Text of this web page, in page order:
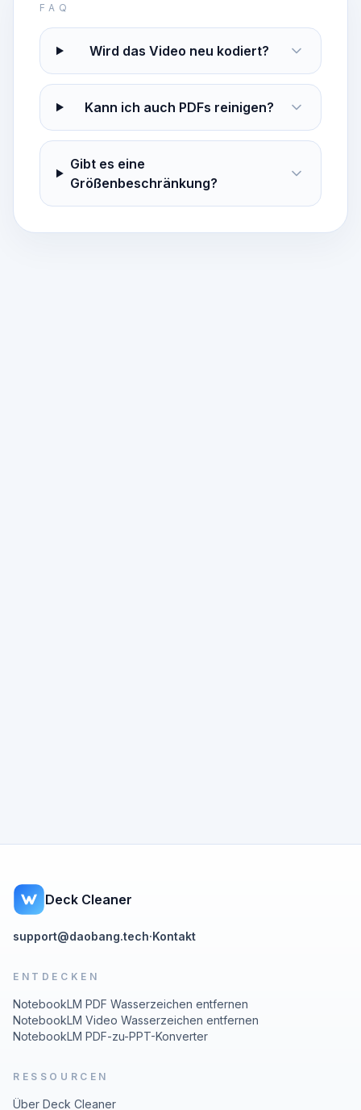
FAQ
Wird das Video neu kodiert?
Kann ich auch PDFs reinigen?
Gibt es eine
Größenbeschränkung?
Deck Cleaner
support@daobang.tech·Kontakt
ENTDECKEN
NotebookLM PDF Wasserzeichen entfernen
NotebookLM Video Wasserzeichen entfernen
NotebookLM PDF-zu-PPT-Konverter
RESSOURCEN
Über Deck Cleaner